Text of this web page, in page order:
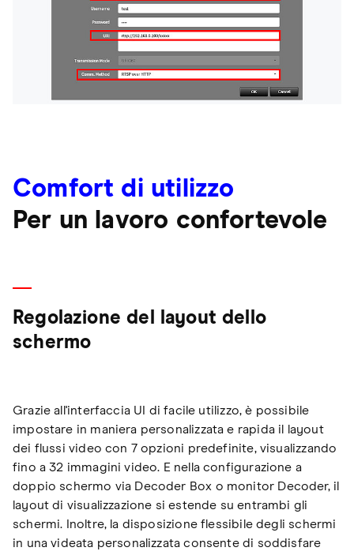
Comfort di utilizzo
Per un lavoro confortevole
Regolazione del layout dello
schermo
Grazie all'interfaccia UI di facile utilizzo, è possibile
impostare in maniera personalizzata e rapida il layout
dei flussi video con 7 opzioni predefinite, visualizzando
fino a 32 immagini video. E nella configurazione a
doppio schermo via Decoder Box o monitor Decoder, il
layout di visualizzazione si estende su entrambi gli
schermi. Inoltre, la disposizione flessibile degli schermi
in una videata personalizzata consente di soddisfare